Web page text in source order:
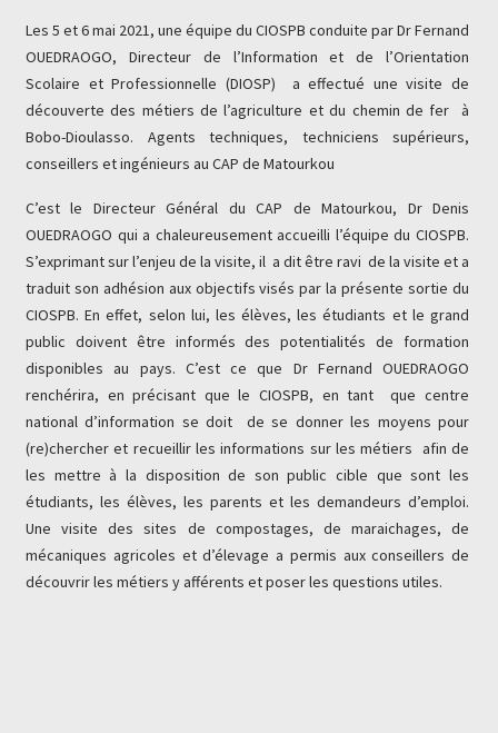
Les 5 et 6 mai 2021, une équipe du CIOSPB conduite par Dr Fernand
OUEDRAOGO, Directeur de l’Information et de l’Orientation
Scolaire et Professionnelle (DIOSP) a effectué une visite de
découverte des métiers de l’agriculture et du chemin de fer à
Bobo-Dioulasso. Agents techniques, techniciens supérieurs,
conseillers et ingénieurs au CAP de Matourkou
C’est le Directeur Général du CAP de Matourkou, Dr Denis
OUEDRAOGO qui a chaleureusement accueilli l’équipe du CIOSPB.
S’exprimant sur l’enjeu de la visite, il a dit être ravi de la visite et a
traduit son adhésion aux objectifs visés par la présente sortie du
CIOSPB. En effet, selon lui, les élèves, les étudiants et le grand
public doivent être informés des potentialités de formation
disponibles au pays. C’est ce que Dr Fernand OUEDRAOGO
renchérira, en précisant que le CIOSPB, en tant que centre
national d’information se doit de se donner les moyens pour
(re)chercher et recueillir les informations sur les métiers afin de
les mettre à la disposition de son public cible que sont les
étudiants, les élèves, les parents et les demandeurs d’emploi.
Une visite des sites de compostages, de maraichages, de
mécaniques agricoles et d’élevage a permis aux conseillers de
découvrir les métiers y afférents et poser les questions utiles.